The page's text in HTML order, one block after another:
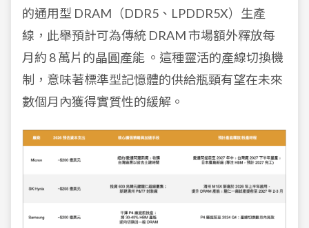
的通用型 DRAM（DDR5、LPDDR5X）生產
線，此舉預計可為傳統 DRAM 市場額外釋放每
月約 8 萬片的晶圓產能 。這種靈活的產線切換機
制，意味著標準型記憶體的供給瓶頸有望在未來
數個月內獲得實質性的緩解。